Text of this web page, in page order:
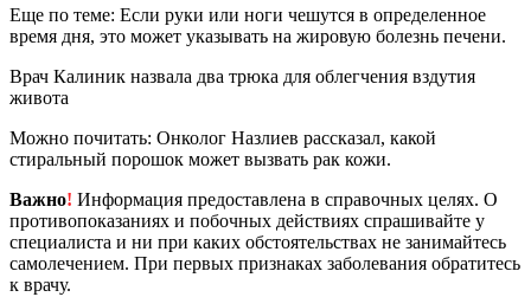
Еще по теме: Если руки или ноги чешутся в определенное
время дня, это может указывать на жировую болезнь печени.
Врач Калиник назвала два трюка для облегчения вздутия
живота
Можно почитать: Онколог Назлиев рассказал, какой
стиральный порошок может вызвать рак кожи.
Важно! Информация предоставлена в справочных целях. О
противопоказаниях и побочных действиях спрашивайте у
специалиста и ни при каких обстоятельствах не занимайтесь
самолечением. При первых признаках заболевания обратитесь
к врачу.